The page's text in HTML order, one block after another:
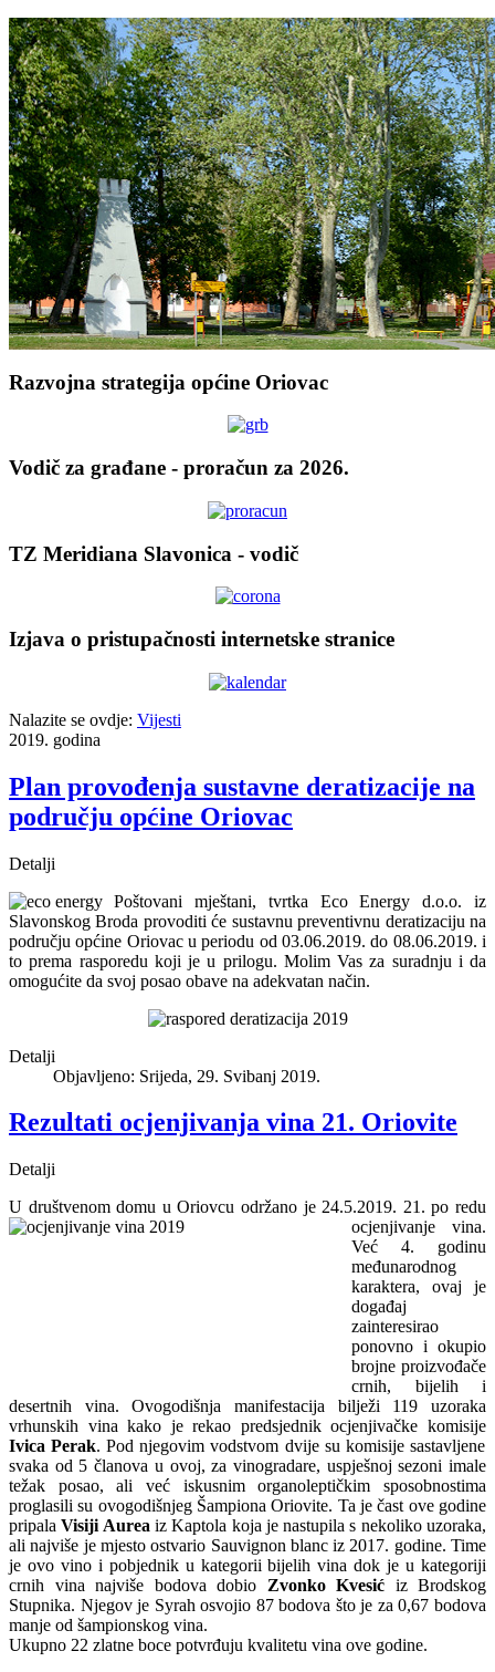
Razvojna strategija općine Oriovac
Vodič za građane - proračun za 2026.
TZ Meridiana Slavonica - vodič
Izjava o pristupačnosti internetske stranice
Nalazite se ovdje: Vijesti
2019. godina
Plan provođenja sustavne deratizacije na
području općine Oriovac
Detalji
Poštovani mještani, tvrtka Eco Energy d.o.o. iz
Slavonskog Broda provoditi će sustavnu preventivnu deratizaciju na
području općine Oriovac u periodu od 03.06.2019. do 08.06.2019. i
to prema rasporedu koji je u prilogu. Molim Vas za suradnju i da
omogućite da svoj posao obave na adekvatan način.
Detalji
Objavljeno: Srijeda, 29. Svibanj 2019.
Rezultati ocjenjivanja vina 21. Oriovite
Detalji
U društvenom domu u Oriovcu održano je 24.5.2019. 21. po redu
ocjenjivanje vina.
Već 4. godinu
međunarodnog
karaktera, ovaj je
događaj
zainteresirao
ponovno i okupio
brojne proizvođače
crnih, bijelih i
desertnih vina. Ovogodišnja manifestacija bilježi 119 uzoraka
vrhunskih vina kako je rekao predsjednik ocjenjivačke komisije
Ivica Perak. Pod njegovim vodstvom dvije su komisije sastavljene
svaka od 5 članova u ovoj, za vinogradare, uspješnoj sezoni imale
težak posao, ali već iskusnim organoleptičkim sposobnostima
proglasili su ovogodišnjeg Šampiona Oriovite. Ta je čast ove godine
pripalaVisiji Aurea iz Kaptola koja je nastupila s nekoliko uzoraka,
ali najviše je mjesto ostvario Sauvignon blanc iz 2017. godine. Time
je ovo vino i pobjednik u kategorii bijelih vina dok je u kategoriji
crnih vina najviše bodova dobio Zvonko Kvesić iz Brodskog
Stupnika. Njegov je Syrah osvojio 87 bodova što je za 0,67 bodova
manje od šampionskog vina.
Ukupno 22 zlatne boce potvrđuju kvalitetu vina ove godine.